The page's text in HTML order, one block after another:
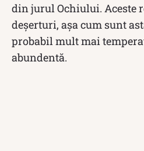
din jurul Ochiului. Aceste
deșerturi, așa cum sunt
probabil mult mai
abundentă.